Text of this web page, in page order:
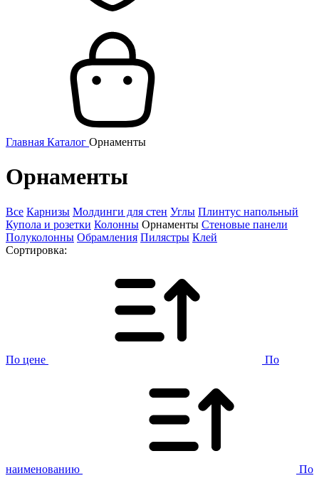
Главная Каталог Орнаменты
Орнаменты
Все Карнизы Молдинги для стен Углы Плинтус напольный
Купола и розетки Колонны Орнаменты Стеновые панели
Полуколонны Обрамления Пилястры Клей
Сортировка:
По цене По
наименованию По